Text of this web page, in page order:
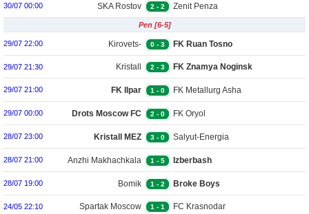
30/07 00:00 SKA Rostov 2 - 2 Zenit Penza
Pen [6-5]
29/07 22:00 Kirovets-
Voskhozhdenie
0 - 3 FK Ruan Tosno
29/07 21:30 Kristall 2 - 3 FK Znamya Noginsk
29/07 21:00 FK Ilpar 1 - 0 FK Metallurg Asha
29/07 00:00 Drots Moscow FC 2 - 0 FK Oryol
28/07 23:00 Kristall MEZ
Borisoglebsk
3 - 0 Salyut-Energia
Belgorod
28/07 21:00 Anzhi Makhachkala 1 - 5 Izberbash
28/07 19:00 Bomik 1 - 2 Broke Boys
24/05 22:10 Spartak Moscow 1 - 1 FC Krasnodar